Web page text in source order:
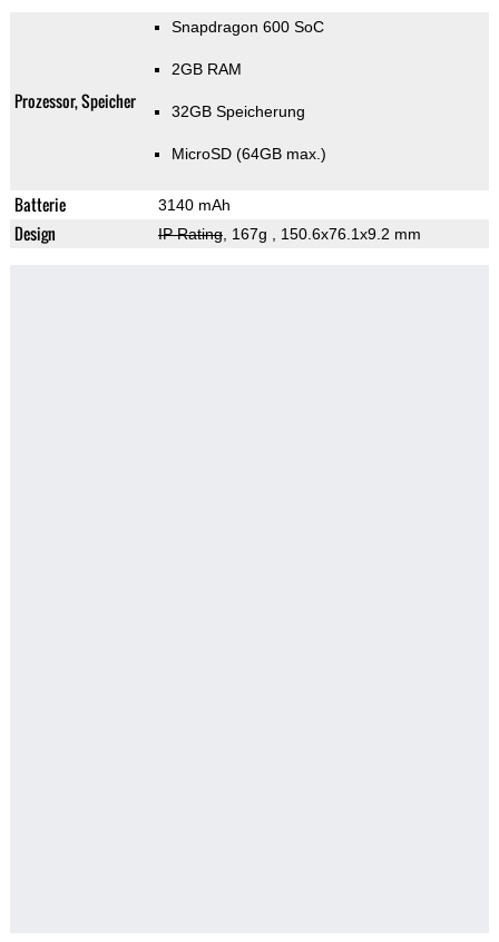
Prozessor, Speicher
Snapdragon 600 SoC
2GB RAM
32GB Speicherung
MicroSD (64GB max.)
Batterie 3140 mAh
Design IP Rating, 167g , 150.6x76.1x9.2 mm